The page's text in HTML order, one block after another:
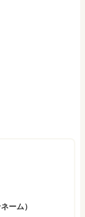
ーム）